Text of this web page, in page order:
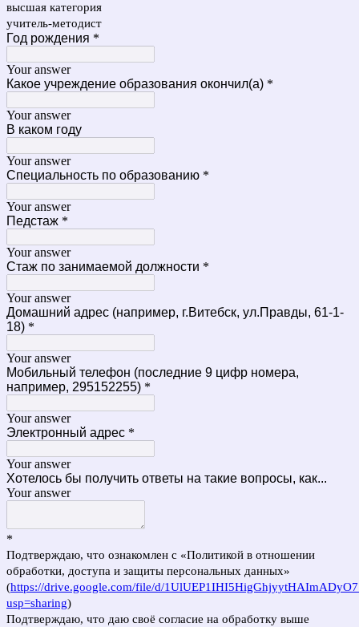
высшая категория
учитель-методист
Год рождения *
Your answer
Какое учреждение образования окончил(а) *
Your answer
В каком году
Your answer
Специальность по образованию *
Your answer
Педстаж *
Your answer
Стаж по занимаемой должности *
Your answer
Домашний адрес (например, г.Витебск, ул.Правды, 61-1-
18) *
Your answer
Мобильный телефон (последние 9 цифр номера,
например, 295152255) *
Your answer
Электронный адрес *
Your answer
Хотелось бы получить ответы на такие вопросы, как...
Your answer
*
Подтверждаю, что ознакомлен с «Политикой в отношении
обработки, доступа и защиты персональных данных»
(https://drive.google.com/file/d/
usp=sharing)
Подтверждаю, что даю своё согласие на обработку выше